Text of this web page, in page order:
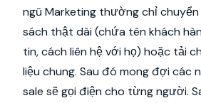
ngũ Marketing thường chỉ
sách thật dài (chứa tên khách
tin, cách liên hệ với họ) hoặc tải
liệu chung. Sau đó mong đợi các
sale sẽ gọi điện cho từng người.